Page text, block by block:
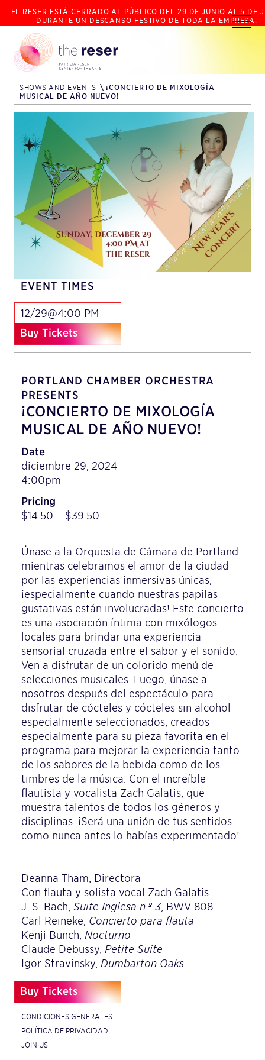
EL RESER ESTÁ CERRADO AL PÚBLICO DEL 29 DE JUNIO AL 5 DE
DURANTE UN DESCANSO FESTIVO DE TODA LA EMPRESA.
SHOWS AND EVENTS \ ¡CONCIERTO DE MIXOLOGÍA
MUSICAL DE AÑO NUEVO!
EVENT TIMES
12/29@4:00 PM
Buy Tickets
PORTLAND CHAMBER ORCHESTRA
PRESENTS
¡CONCIERTO DE MIXOLOGÍA
MUSICAL DE AÑO NUEVO!
Date
diciembre 29, 2024
4:00pm
Pricing
$14.50 – $39.50
Únase a la Orquesta de Cámara de Portland
mientras celebramos el amor de la ciudad
por las experiencias inmersivas únicas,
¡especialmente cuando nuestras papilas
gustativas están involucradas! Este concierto
es una asociación íntima con mixólogos
locales para brindar una experiencia
sensorial cruzada entre el sabor y el sonido.
Ven a disfrutar de un colorido menú de
selecciones musicales. Luego, únase a
nosotros después del espectáculo para
disfrutar de cócteles y cócteles sin alcohol
especialmente seleccionados, creados
especialmente para su pieza favorita en el
programa para mejorar la experiencia tanto
de los sabores de la bebida como de los
timbres de la música. Con el increíble
flautista y vocalista Zach Galatis, que
muestra talentos de todos los géneros y
disciplinas. ¡Será una unión de tus sentidos
como nunca antes lo habías experimentado!
Deanna Tham, Directora
Con flauta y solista vocal Zach Galatis
J. S. Bach, Suite Inglesa n.º 3, BWV 808
Carl Reineke, Concierto para flauta
Kenji Bunch, Nocturno
Claude Debussy, Petite Suite
Igor Stravinsky, Dumbarton Oaks
Buy Tickets
CONDICIONES GENERALES
POLÍTICA DE PRIVACIDAD
JOIN US